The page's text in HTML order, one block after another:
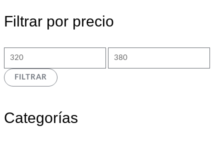
Filtrar por precio
FILTRAR
Categorías